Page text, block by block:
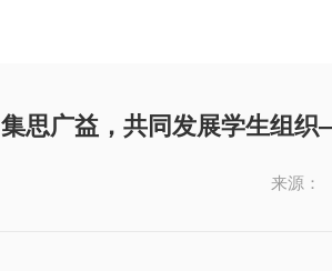
集思广益，共同发展学生组
来源：